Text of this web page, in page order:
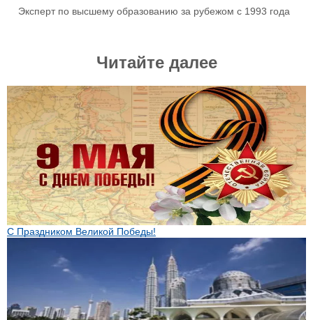
Эксперт по высшему образованию за рубежом с 1993 года
Читайте далее
С Праздником Великой Победы!